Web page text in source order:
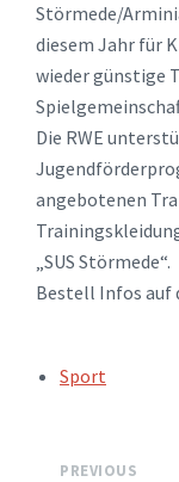
Störmede/
diesem Jahr für
wieder günstige
Die RWE
angebotenen
„SUS Störmede“.
Bestell Infos auf
TAGS:Sport
PREVIOUS